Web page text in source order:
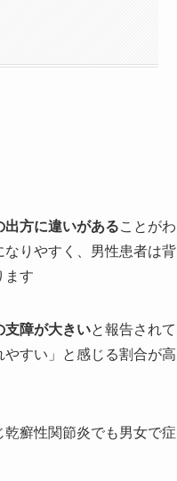
出方に違いがあることがわ
りやすく、男性患者は背
ます​
支障が大きいと報告されて
すい」と感じる割合が高
癬性関節炎でも男女で症